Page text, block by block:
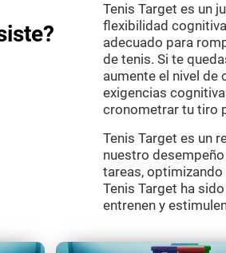
Tenis Target es un
flexibilidad
adecuado para
de tenis. Si te
aumente el nivel de
exigencias
cronometrar tu tiro
Tenis Target es un
nuestro
tareas,
Tenis Target ha
entrenen y